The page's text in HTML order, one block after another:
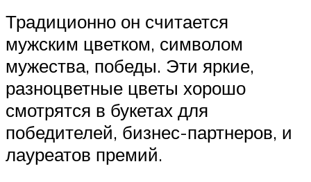
Традиционно он считается
мужским цветком, символом
мужества, победы. Эти яркие,
разноцветные цветы хорошо
смотрятся в букетах для
победителей, бизнес-партнеров, и
лауреатов премий.